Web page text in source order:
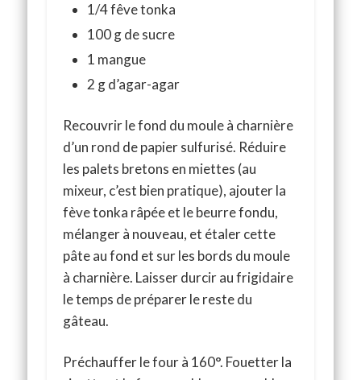
1/4 fêve tonka
100 g de sucre
1 mangue
2 g d’agar-agar
Recouvrir le fond du moule à charnière
d’un rond de papier sulfurisé. Réduire
les palets bretons en miettes (au
mixeur, c’est bien pratique), ajouter la
fève tonka râpée et le beurre fondu,
mélanger à nouveau, et étaler cette
pâte au fond et sur les bords du moule
à charnière. Laisser durcir au frigidaire
le temps de préparer le reste du
gâteau.
Préchauffer le four à 160°. Fouetter la